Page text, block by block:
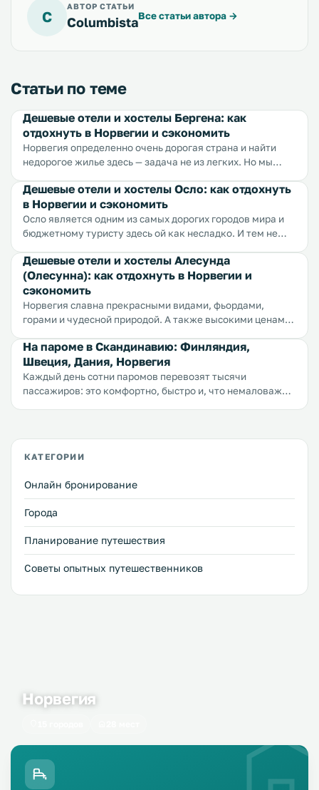
C
АВТОР СТАТЬИ
ColumbistaВсе статьи автора →
Статьи по теме
Дешевые отели и хостелы Бергена: как
отдохнуть в Норвегии и сэкономить
Норвегия определенно очень дорогая страна и найти
недорогое жилье здесь — задача не из легких. Но мы
трудами с вами — топ 5 самых бюджетных отелей в
Бергене с идеальным соотношением цены и качества.
Дешевые отели и хостелы Осло: как отдохнуть
в Норвегии и сэкономить
Осло является одним из самых дорогих городов мира и
бюджетному туристу здесь ой как несладко. И тем не
тех, кто хочет увидеть Осло и при этом сэкономить. И у
нас получилось! Делимся плодами своих трудов с вами.
Дешевые отели и хостелы Алесунда
(Олесунна): как отдохнуть в Норвегии и
сэкономить
Норвегия славна прекрасными видами, фьордами,
горами и чудесной природой. А также высокими ценами,
этой прекрасной стране часто приходится несладко. Но
несмотря на трудности, мы делимся с вами топ-5 самых
бюджетных отелей Алесунда с идеальным соотношением
цены и качества.
На пароме в Скандинавию: Финляндия,
Швеция, Дания, Норвегия
Каждый день сотни паромов перевозят тысячи
пассажиров: это комфортно, быстро и, что немаловажно,
КАТЕГОРИИ
Онлайн бронирование
Города
Планирование путешествия
Советы опытных путешественников
Норвегия